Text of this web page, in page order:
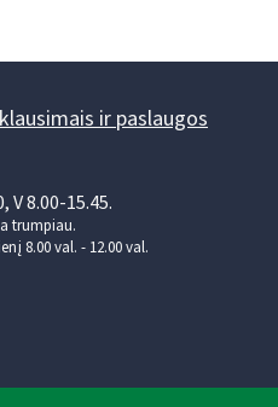
ir paslaugos
V 8.00-15.45.
trumpiau.
8.00 val. - 12.00 val.